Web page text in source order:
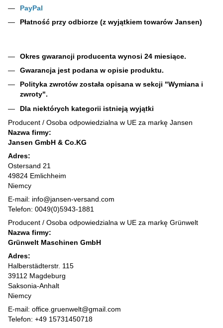
PayPal
Płatność przy odbiorze (z wyjątkiem towarów Jansen)
Okres gwarancji producenta wynosi 24 miesiące.
Gwarancja jest podana w opisie produktu.
Polityka zwrotów została opisana w sekcji "Wymiana i
zwroty".
Dla niektórych kategorii istnieją wyjątki
Producent / Osoba odpowiedzialna w UE za markę Jansen
Nazwa firmy:
Jansen GmbH & Co.KG
Adres:
Ostersand 21
49824 Emlichheim
Niemcy
E-mail: info@jansen-versand.com
Telefon: 0049(0)5943-1881
Producent / Osoba odpowiedzialna w UE za markę Grünwelt
Nazwa firmy:
Grünwelt Maschinen GmbH
Adres:
Halberstädterstr. 115
39112 Magdeburg
Saksonia-Anhalt
Niemcy
E-mail: office.gruenwelt@gmail.com
Telefon: +49 15731450718